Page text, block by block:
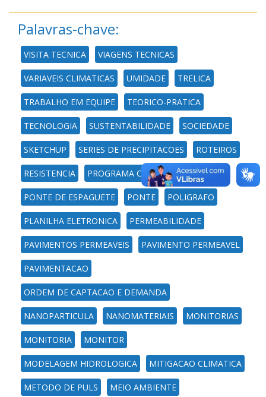
Palavras-chave:
VISITA TECNICA VIAGENS TECNICAS
VARIAVEIS CLIMATICAS UMIDADE TRELICA
TRABALHO EM EQUIPE TEORICO-PRATICA
TECNOLOGIA SUSTENTABILIDADE SOCIEDADE
SKETCHUP SERIES DE PRECIPITACOES ROTEIROS
RESISTENCIA PROGRAMA COMPUTACIONAL
PONTE DE ESPAGUETE PONTE POLIGRAFO
PLANILHA ELETRONICA PERMEABILIDADE
PAVIMENTOS PERMEAVEIS PAVIMENTO PERMEAVEL
PAVIMENTACAO
ORDEM DE CAPTACAO E DEMANDA
NANOPARTICULA NANOMATERIAIS MONITORIAS
MONITORIA MONITOR
MODELAGEM HIDROLOGICA MITIGACAO CLIMATICA
METODO DE PULS MEIO AMBIENTE